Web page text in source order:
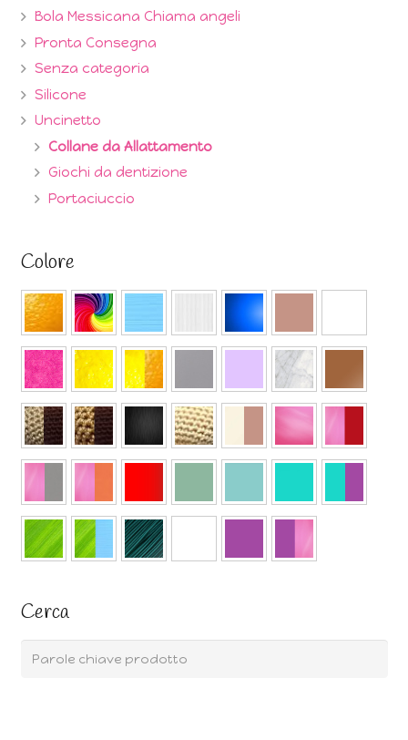
Bola Messicana Chiama angeli
Pronta Consegna
Senza categoria
Silicone
Uncinetto
Collane da Allattamento
Giochi da dentizione
Portaciuccio
Colore
Cerca